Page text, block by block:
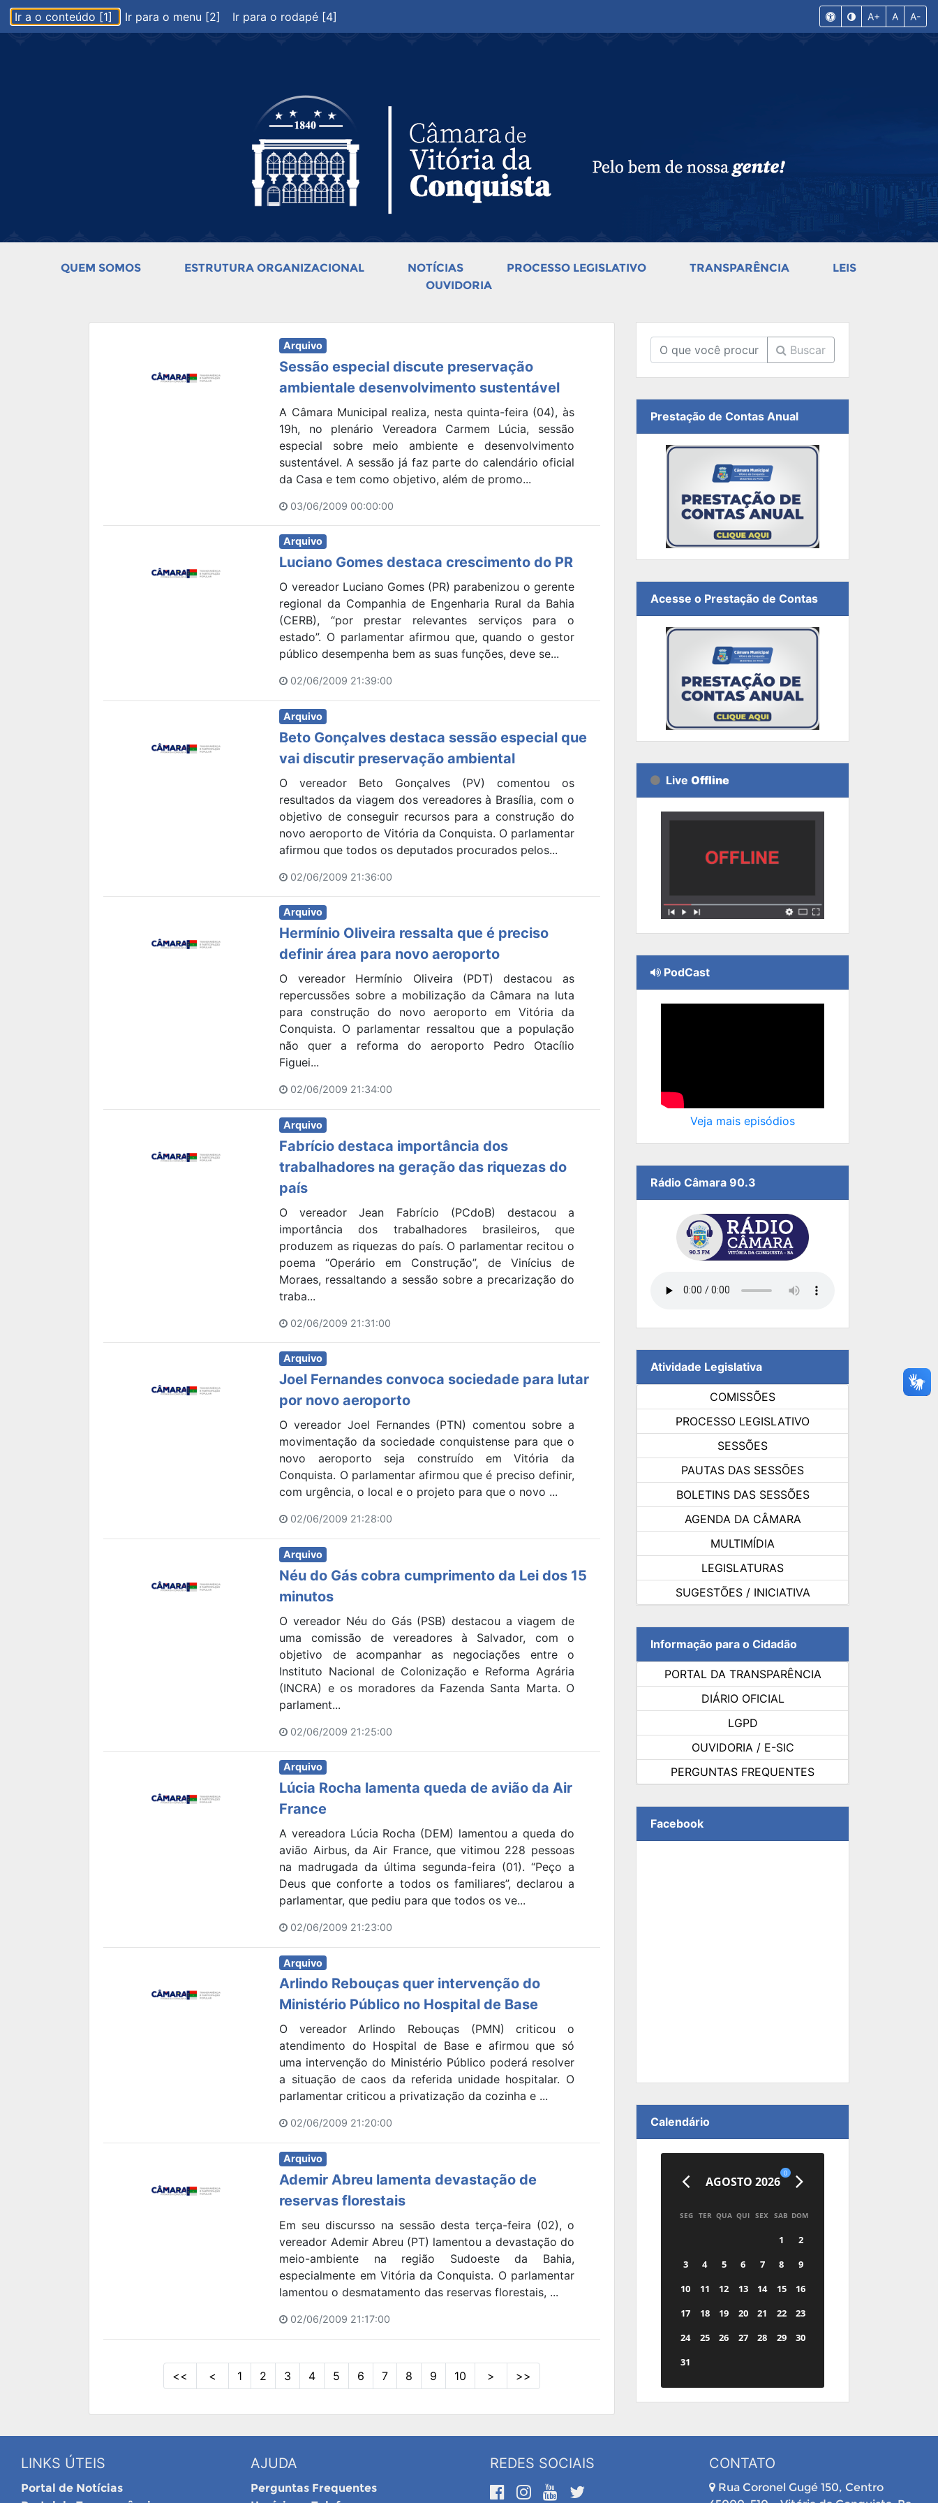
Ir a o conteúdo [1] Ir para o menu [2] Ir para o rodapé [4] A+ A A-
QUEM SOMOS ESTRUTURA ORGANIZACIONAL NOTÍCIAS PROCESSO LEGISLATIVO TRANSPARÊNCIA
LEIS
OUVIDORIA
Arquivo
Sessão especial discute preservação
ambientale desenvolvimento sustentável
A Câmara Municipal realiza, nesta quinta-feira (04), às
19h, no plenário Vereadora Carmem Lúcia, sessão
especial sobre meio ambiente e desenvolvimento
sustentável. A sessão já faz parte do calendário oficial
da Casa e tem como objetivo, além de promo...
03/06/2009 00:00:00
Arquivo
Luciano Gomes destaca crescimento do PR
O vereador Luciano Gomes (PR) parabenizou o gerente
regional da Companhia de Engenharia Rural da Bahia
(CERB), “por prestar relevantes serviços para o
estado”. O parlamentar afirmou que, quando o gestor
público desempenha bem as suas funções, deve se...
02/06/2009 21:39:00
Arquivo
Beto Gonçalves destaca sessão especial que
vai discutir preservação ambiental
O vereador Beto Gonçalves (PV) comentou os
resultados da viagem dos vereadores à Brasília, com o
objetivo de conseguir recursos para a construção do
novo aeroporto de Vitória da Conquista. O parlamentar
afirmou que todos os deputados procurados pelos...
02/06/2009 21:36:00
Arquivo
Hermínio Oliveira ressalta que é preciso
definir área para novo aeroporto
O vereador Hermínio Oliveira (PDT) destacou as
repercussões sobre a mobilização da Câmara na luta
para construção do novo aeroporto em Vitória da
Conquista. O parlamentar ressaltou que a população
não quer a reforma do aeroporto Pedro Otacílio
Figuei...
02/06/2009 21:34:00
Arquivo
Fabrício destaca importância dos
trabalhadores na geração das riquezas do
país
O vereador Jean Fabrício (PCdoB) destacou a
importância dos trabalhadores brasileiros, que
produzem as riquezas do país. O parlamentar recitou o
poema “Operário em Construção”, de Vinícius de
Moraes, ressaltando a sessão sobre a precarização do
traba...
02/06/2009 21:31:00
Arquivo
Joel Fernandes convoca sociedade para lutar
por novo aeroporto
O vereador Joel Fernandes (PTN) comentou sobre a
movimentação da sociedade conquistense para que o
novo aeroporto seja construído em Vitória da
Conquista. O parlamentar afirmou que é preciso definir,
com urgência, o local e o projeto para que o novo ...
02/06/2009 21:28:00
Arquivo
Néu do Gás cobra cumprimento da Lei dos 15
minutos
O vereador Néu do Gás (PSB) destacou a viagem de
uma comissão de vereadores à Salvador, com o
objetivo de acompanhar as negociações entre o
Instituto Nacional de Colonização e Reforma Agrária
(INCRA) e os moradores da Fazenda Santa Marta. O
parlament...
02/06/2009 21:25:00
Arquivo
Lúcia Rocha lamenta queda de avião da Air
France
A vereadora Lúcia Rocha (DEM) lamentou a queda do
avião Airbus, da Air France, que vitimou 228 pessoas
na madrugada da última segunda-feira (01). “Peço a
Deus que conforte a todos os familiares”, declarou a
parlamentar, que pediu para que todos os ve...
02/06/2009 21:23:00
Arquivo
Arlindo Rebouças quer intervenção do
Ministério Público no Hospital de Base
O vereador Arlindo Rebouças (PMN) criticou o
atendimento do Hospital de Base e afirmou que só
uma intervenção do Ministério Público poderá resolver
a situação de caos da referida unidade hospitalar. O
parlamentar criticou a privatização da cozinha e ...
02/06/2009 21:20:00
Arquivo
Ademir Abreu lamenta devastação de
reservas florestais
Em seu discursso na sessão desta terça-feira (02), o
vereador Ademir Abreu (PT) lamentou a devastação do
meio-ambiente na região Sudoeste da Bahia,
especialmente em Vitória da Conquista. O parlamentar
lamentou o desmatamento das reservas florestais, ...
02/06/2009 21:17:00
<< < 1 2 3 4 5 6 7 8 9 10 > >>
Buscar
Prestação de Contas Anual
Acesse o Prestação de Contas
Live Offline
PodCast
Veja mais episódios
Rádio Câmara 90.3
Atividade Legislativa
COMISSÕES
PROCESSO LEGISLATIVO
SESSÕES
PAUTAS DAS SESSÕES
BOLETINS DAS SESSÕES
AGENDA DA CÂMARA
MULTIMÍDIA
LEGISLATURAS
SUGESTÕES / INICIATIVA
Informação para o Cidadão
PORTAL DA TRANSPARÊNCIA
DIÁRIO OFICIAL
LGPD
OUVIDORIA / E-SIC
PERGUNTAS FREQUENTES
Facebook
Calendário
AGOSTO 2026
0
SEG TER QUA QUI SEX SAB DOM
1
2
3
4 5 6 7 8
9
10
11 12 13 14 15
16
17
18 19 20 21 22
23
24
25 26 27 28 29
30
31
LINKS ÚTEIS
Portal de Notícias
AJUDA
Perguntas Frequentes
REDES SOCIAIS CONTATO
Rua Coronel Gugé 150, Centro